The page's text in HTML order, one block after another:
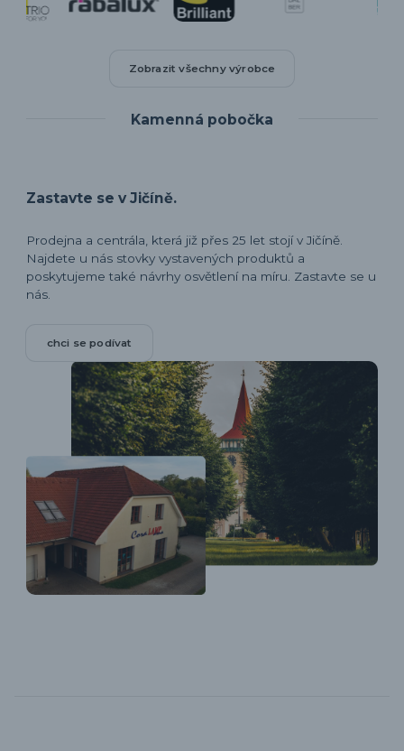
Zobrazit všechny výrobce
Kamenná pobočka
Zastavte se v Jičíně.
Prodejna a centrála, která již přes 25 let stojí v Jičíně.
Najdete u nás stovky vystavených produktů a
poskytujeme také návrhy osvětlení na míru. Zastavte se u
nás.
chci se podívat